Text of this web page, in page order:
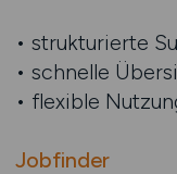
• strukturierte
• schnelle
• flexible
Jobfinder